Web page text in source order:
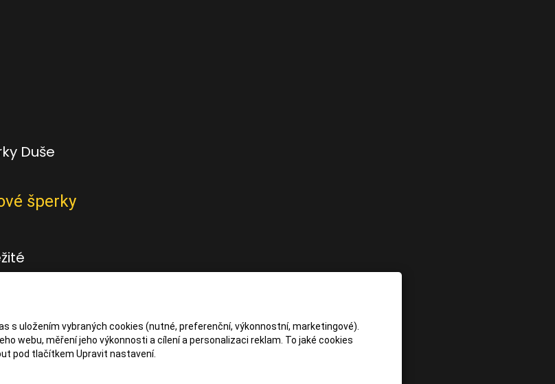
Duše
šperky
s uložením vybraných cookies (nutné, preferenční, výkonnostní, marketingové).
webu, měření jeho výkonnosti a cílení a personalizaci reklam. To jaké cookies
pod tlačítkem Upravit nastavení.